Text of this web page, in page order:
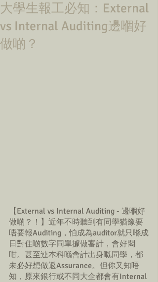
Learn more about the Career Training Program 26/27
大學生報工必知：External
vs Internal Auditing邊嗰好
做啲？
【External vs Internal Auditing - 邊嗰好
做啲？！】近年不時聽到有同學猶豫要
唔要報Auditing，怕成為auditor就只喺成
日對住啲數字同單據做審計，會好悶
咁。甚至連本科喺會計出身嘅同學，都
未必好想做返Assurance。但你又知唔
知，原來銀行或不同大企都會有Internal